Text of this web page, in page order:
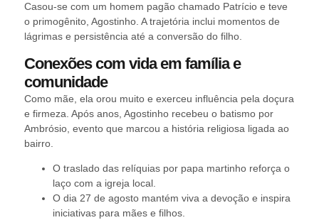
Casou-se com um homem pagão chamado Patrício e teve
o primogênito, Agostinho. A trajetória inclui momentos de
lágrimas e persistência até a conversão do filho.
Conexões com vida em família e
comunidade
Como mãe, ela orou muito e exerceu influência pela doçura
e firmeza. Após anos, Agostinho recebeu o batismo por
Ambrósio, evento que marcou a história religiosa ligada ao
bairro.
O traslado das relíquias por papa martinho reforça o
laço com a igreja local.
O dia 27 de agosto mantém viva a devoção e inspira
iniciativas para mães e filhos.